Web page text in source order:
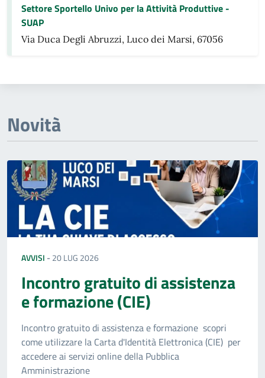
Settore Sportello Univo per la Attività Produttive -
SUAP
Via Duca Degli Abruzzi, Luco dei Marsi, 67056
Novità
AVVISI -20 LUG 2026
Incontro gratuito di assistenza
e formazione (CIE)
Incontro gratuito di assistenza e formazione scopri
come utilizzare la Carta d'Identità Elettronica (CIE) per
accedere ai servizi online della Pubblica
Amministrazione